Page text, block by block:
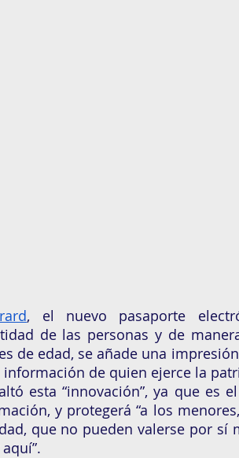
, el nuevo pasaporte
de las personas y de
de edad, se añade una
de quien ejerce la
esta “innovación”, ya que es
y protegerá “a los
que no pueden valerse por sí